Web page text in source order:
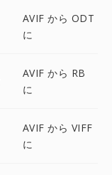
AVIF から ODT
に
AVIF から RB
に
AVIF から VIFF
に